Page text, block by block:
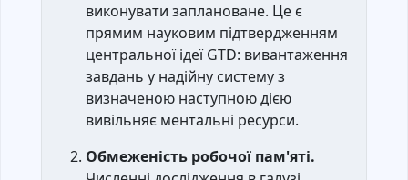
виконувати заплановане. Це є
прямим науковим підтвердженням
центральної ідеї GTD: вивантаження
завдань у надійну систему з
визначеною наступною дією
вивільняє ментальні ресурси.
Обмеженість робочої пам'яті.